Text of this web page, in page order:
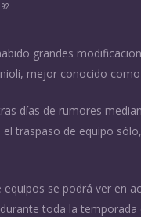
92
grandes
mejor conocido
días de rumores
traspaso de equipo
equipos se podrá ver en
toda la